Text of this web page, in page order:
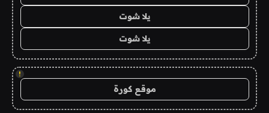
يلا شوت
يلا شوت
!
موقع كورة